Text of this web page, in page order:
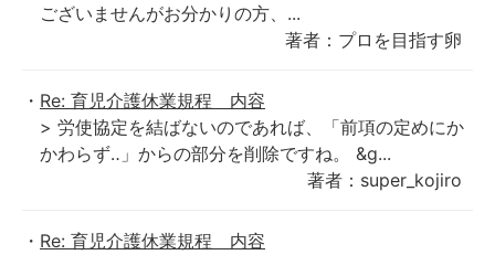
ございませんがお分かりの方、...
著者：プロを目指す卵
Re: 育児介護休業規程 内容
> 労使協定を結ばないのであれば、「前項の定めにか
かわらず‥」からの部分を削除ですね。 &g...
著者：super_kojiro
Re: 育児介護休業規程 内容